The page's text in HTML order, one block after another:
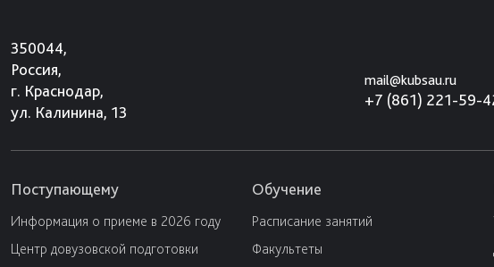
350044,
Россия,
г. Краснодар,
ул. Калинина, 13
mail@kubsau.ru
+7 (861) 221-59-
Поступающему
Информация о приеме в 2026 году
Центр довузовской подготовки
Обучение
Расписание занятий
Факультеты